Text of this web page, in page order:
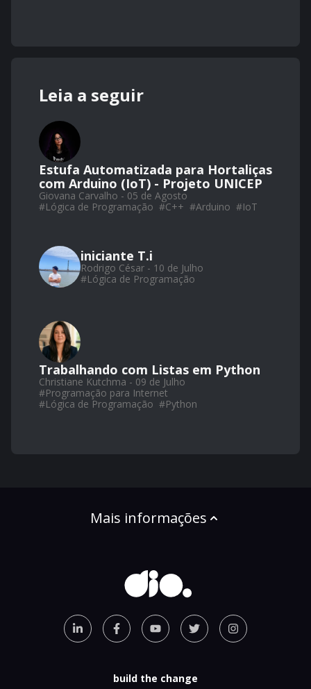
Leia a seguir
Estufa Automatizada para Hortaliças
com Arduino (IoT) - Projeto UNICEP
Giovana Carvalho - 05 de Agosto
#Lógica de Programação #C++ #Arduino #IoT
iniciante T.i
Rodrigo César - 10 de Julho
#Lógica de Programação
Trabalhando com Listas em Python
Christiane Kutchma - 09 de Julho
#Programação para Internet
#Lógica de Programação #Python
Mais informações
build the change